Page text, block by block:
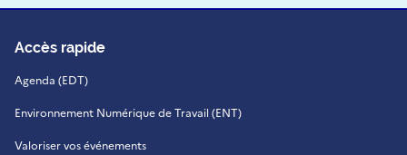
Accès rapide
Agenda (EDT)
Environnement Numérique de Travail (ENT)
Valoriser vos événements